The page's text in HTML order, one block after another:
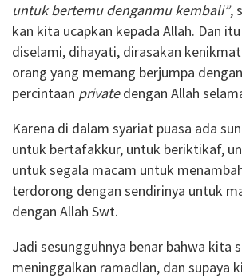
untuk bertemu denganmu kembali”,
kan kita ucapkan kepada Allah. Dan
diselami, dihayati, dirasakan
orang yang memang berjumpa
percintaan privatedengan Allah
Karena di dalam syariat puasa ada
untuk bertafakkur, untuk beriktikaf,
untuk segala macam untuk
terdorong dengan sendirinya untuk
dengan Allah Swt.
Jadi sesungguhnya benar bahwa kita
meninggalkan ramadlan, dan supaya